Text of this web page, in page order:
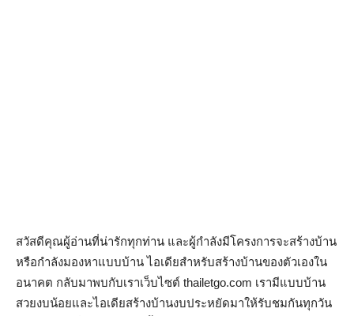
สวัสดีคุณผู้อ่านที่น่ารักทุกท่าน และผู้กำลังมีโครงการจะสร้างบ้าน
หรือกำลังมองหาแบบบ้าน ไอเดียสำหรับสร้างบ้านของตัวเองใน
อนาคต กลับมาพบกับเราเว็บไซต์ thailetgo.com เรามีแบบบ้าน
สวยงบน้อยและไอเดียสร้างบ้านงบประหยัดมาให้รับชมกันทุกวัน